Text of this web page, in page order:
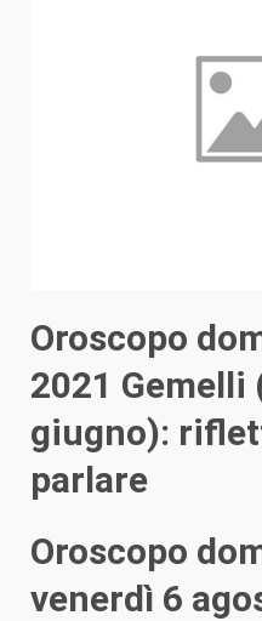
Oroscopo
2021 Gemelli
giugno):
parlare
Oroscopo
venerdì 6